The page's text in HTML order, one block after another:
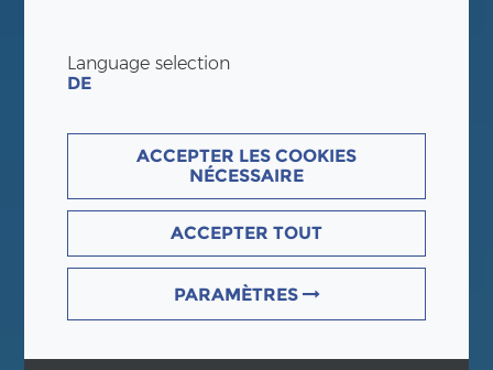
Language selection
DE
ACCEPTER LES COOKIES
NÉCESSAIRE
ACCEPTER TOUT
PARAMÈTRES